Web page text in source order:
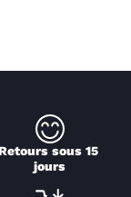
sous 15
jours